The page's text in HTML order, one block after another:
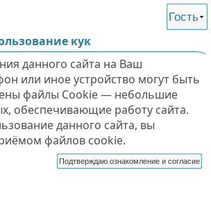
Гость
кук
данного сайта на Ваш
или иное устройство могут быть
файлы Cookie — небольшие
обеспечивающие работу сайта.
данного сайта, вы
файлов cookie.
Подтверждаю ознакомление и согласие